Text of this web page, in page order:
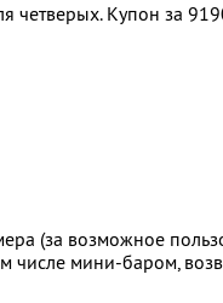
Купон за
(за возможное
числе мини-баром,